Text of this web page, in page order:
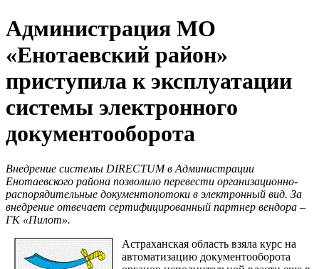
Администрация МО
«Енотаевский район»
приступила к эксплуатации
системы электронного
документооборота
Внедрение системы DIRECTUM в Администрации
Енотаевского района позволило перевести организационно-
распорядительные документопотоки в электронный вид. За
внедрение отвечает сертифицированный партнер вендора –
ГК «Пилот».
Астраханская область взяла курс на
автоматизацию документооборота